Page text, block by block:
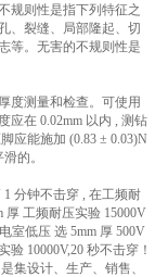
规则性是指下列特征之
、裂缝、局部隆起、切
等。无害的不规则性是
度测量和检查。可使用
应在 0.02mm 以内 , 测钻
应能施加 (0.83 ± 0.03)N
的。
分钟不击穿 , 在工频耐
厚 工频耐压实验 15000V
室低压 选 5mm 厚 500V
10000V,20 秒不击穿！
集设计、生产、销售、